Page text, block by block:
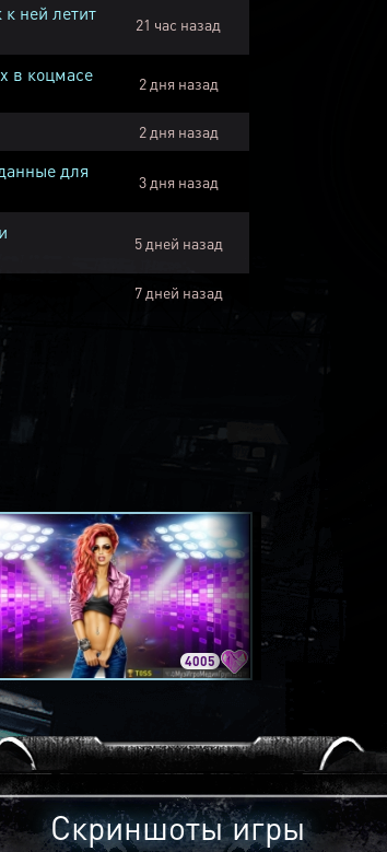
ней летит
21 час назад
в коцмасе 2 дня назад
2 дня назад
для
3 дня назад
5 дней назад
7 дней назад
4005
Скриншоты игры